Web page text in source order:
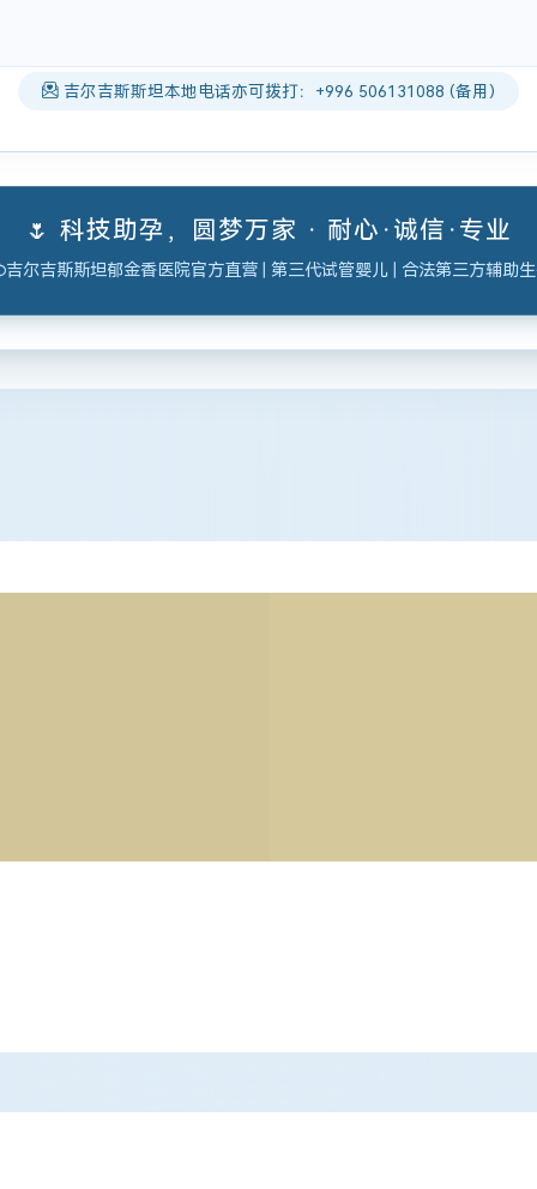
吉尔吉斯斯坦本地电话亦可拨打：+996 506131088 (备用)
🌷 科技助孕，圆梦万家 · 耐心·诚信·专业
吉尔吉斯斯坦郁金香医院官方直营 | 第三代试管婴儿 | 合法第三方辅助